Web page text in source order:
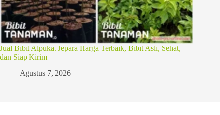
Jual Bibit Alpukat Jepara Harga Terbaik, Bibit Asli, Sehat,
dan Siap Kirim
Agustus 7, 2026